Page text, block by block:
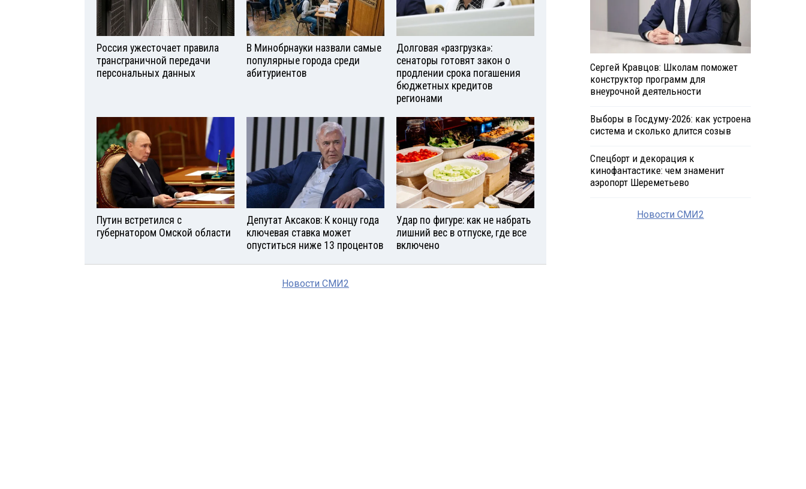
Россия ужесточает правила
трансграничной передачи
персональных данных
В Минобрнауки назвали самые
популярные города среди
абитуриентов
Долговая «разгрузка»:
сенаторы готовят закон о
продлении срока погашения
бюджетных кредитов
регионами
Путин встретился с
губернатором Омской области
Депутат Аксаков: К концу года
ключевая ставка может
опуститься ниже 13 процентов
Удар по фигуре: как не набрать
лишний вес в отпуске, где все
включено
Новости СМИ2
Сергей Кравцов: Школам поможет
конструктор программ для
внеурочной деятельности
Выборы в Госдуму-2026: как устроена
система и сколько длится созыв
Спецборт и декорация к
кинофантастике: чем знаменит
аэропорт Шереметьево
Новости СМИ2